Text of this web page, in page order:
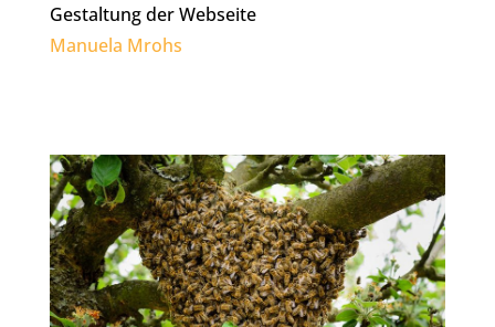
Gestaltung der Webseite
Manuela Mrohs